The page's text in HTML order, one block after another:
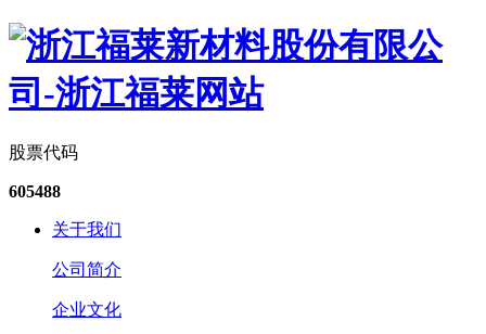
股票代码
605488
关于我们
公司简介
企业文化